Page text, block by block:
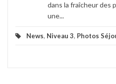
dans la fraîcheur des
une...
News, Niveau 3, Photos